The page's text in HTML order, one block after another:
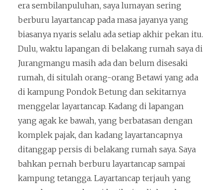
era sembilanpuluhan, saya lumayan sering
berburu layartancap pada masa jayanya yang
biasanya nyaris selalu ada setiap akhir pekan itu.
Dulu, waktu lapangan di belakang rumah saya di
Jurangmangu masih ada dan belum disesaki
rumah, di situlah orang-orang Betawi yang ada
di kampung Pondok Betung dan sekitarnya
menggelar layartancap. Kadang di lapangan
yang agak ke bawah, yang berbatasan dengan
komplek pajak, dan kadang layartancapnya
ditanggap persis di belakang rumah saya. Saya
bahkan pernah berburu layartancap sampai
kampung tetangga. Layartancap terjauh yang